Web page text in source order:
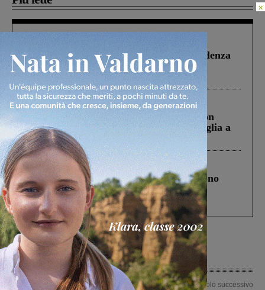
Piscina di Figline finanziata oltre la scadenza
Pnrr, il gruppo di Fratelli d’Italia: “Un
ringraziamento al Governo”
Cronaca 3 Agosto 2026
Scomparso da una struttura di Castiglion
Fiorentino l’uomo che aveva ucciso la figlia a
Levane nel 2020
Cronaca 4 Agosto 2026
Un anno fa la strage in A1 in cui morirono
Gianni, Giulia e Franco. Lo schianto, il
processo, lo stop ai sorpassi fra tir....
Articolo precedente
Articolo successivo
×